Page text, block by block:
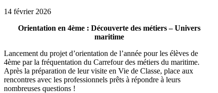
14 février 2026
Orientation en 4ème : Découverte des métiers –Univers
maritime
Lancement du projet d’orientation de l’année pour les élèves de
4ème par la fréquentation du Carrefour des métiers du maritime.
Après la préparation de leur visite en Vie de Classe, place aux
rencontres avec les professionnels prêts à répondre à leurs
nombreuses questions !